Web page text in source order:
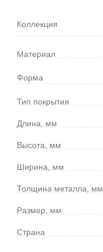
Коллекция
Материал
Форма
Тип покрытия
Длина, мм
Высота, мм
Ширина, мм
Толщина металла, мм
Размер, мм
Страна